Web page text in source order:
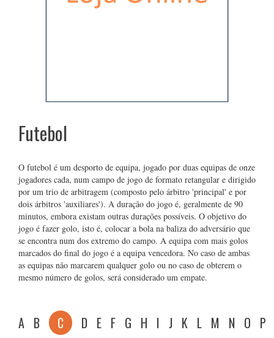
Futebol
O futebol é um desporto de equipa, jogado por duas equipas de onze
jogadores cada, num campo de jogo de formato retangular e dirigido
por um trio de arbitragem (composto pelo árbitro 'principal' e por
dois árbitros 'auxiliares'). A duração do jogo é, geralmente de 90
minutos, embora existam outras durações possíveis. O objetivo do
jogo é fazer golo, isto é, colocar a bola na baliza do adversário que
se encontra num dos extremo do campo. A equipa com mais golos
marcados do final do jogo é a equipa vencedora. No caso de ambas
as equipas não marcarem qualquer golo ou no caso de obterem o
mesmo número de golos, será considerado um empate.
A B C D E F G H I J K L M N O P